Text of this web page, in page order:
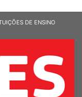
DE ENSINO